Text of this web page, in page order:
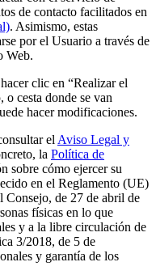
de contacto facilitados en
. Asimismo, estas
por el Usuario a través de
Web.
clic en “Realizar el
o cesta donde se van
hacer modificaciones.
elAviso Legal y
la Política de
sobre cómo ejercer su
en el Reglamento (UE)
Consejo, de 27 de abril de
físicas en lo que
y a la libre circulación de
3/2018, de 5 de
y garantía de los